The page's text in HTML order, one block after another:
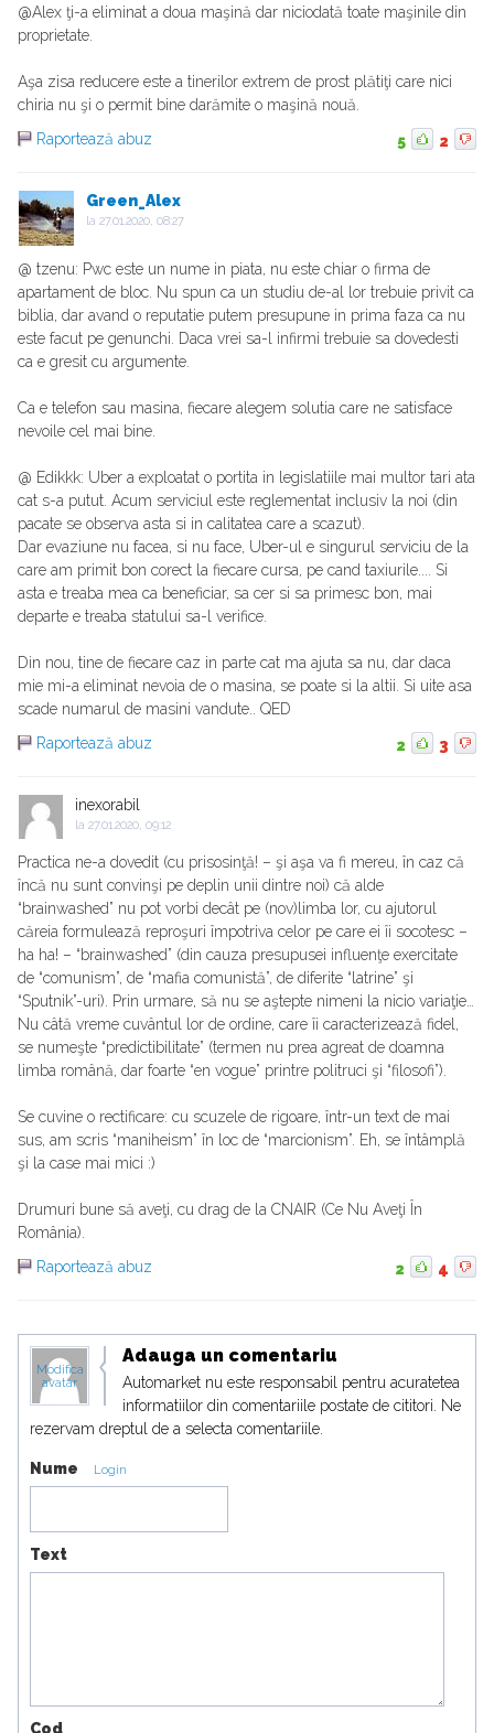
@Alex ţi-a eliminat a doua maşină dar niciodată toate maşinile din
proprietate.
Aşa zisa reducere este a tinerilor extrem de prost plătiţi care nici
chiria nu şi o permit bine darămite o maşină nouă.
Raportează abuz
5 2
Green_Alex
la 27.01.2020, 08:27
@ tzenu: Pwc este un nume in piata, nu este chiar o firma de
apartament de bloc. Nu spun ca un studiu de-al lor trebuie privit ca
biblia, dar avand o reputatie putem presupune in prima faza ca nu
este facut pe genunchi. Daca vrei sa-l infirmi trebuie sa dovedesti
ca e gresit cu argumente.
Ca e telefon sau masina, fiecare alegem solutia care ne satisface
nevoile cel mai bine.
@ Edikkk: Uber a exploatat o portita in legislatiile mai multor tari ata
cat s-a putut. Acum serviciul este reglementat inclusiv la noi (din
pacate se observa asta si in calitatea care a scazut).
Dar evaziune nu facea, si nu face, Uber-ul e singurul serviciu de la
care am primit bon corect la fiecare cursa, pe cand taxiurile.... Si
asta e treaba mea ca beneficiar, sa cer si sa primesc bon, mai
departe e treaba statului sa-l verifice.
Din nou, tine de fiecare caz in parte cat ma ajuta sa nu, dar daca
mie mi-a eliminat nevoia de o masina, se poate si la altii. Si uite asa
scade numarul de masini vandute.. QED
Raportează abuz
2 3
inexorabil
la 27.01.2020, 09:12
Practica ne-a dovedit (cu prisosinţă! – şi aşa va fi mereu, în caz că
încă nu sunt convinşi pe deplin unii dintre noi) că alde
“brainwashed” nu pot vorbi decât pe (nov)limba lor, cu ajutorul
căreia formulează reproşuri împotriva celor pe care ei îi socotesc –
ha ha! – “brainwashed” (din cauza presupusei influenţe exercitate
de “comunism”, de “mafia comunistă”, de diferite “latrine” şi
“Sputnik”-uri). Prin urmare, să nu se aştepte nimeni la nicio variaţie…
Nu câtă vreme cuvântul lor de ordine, care îi caracterizează fidel,
se numeşte “predictibilitate” (termen nu prea agreat de doamna
limba română, dar foarte “en vogue” printre politruci şi “filosofi”).
Se cuvine o rectificare: cu scuzele de rigoare, într-un text de mai
sus, am scris “maniheism” în loc de “marcionism”. Eh, se întâmplă
şi la case mai mici :)
Drumuri bune să aveţi, cu drag de la CNAIR (Ce Nu Aveţi În
România).
Raportează abuz
2 4
Modifica
avatar
Adauga un comentariu
Automarket nu este responsabil pentru acuratetea
informatiilor din comentariile postate de cititori. Ne
rezervam dreptul de a selecta comentariile.
Nume Login
Text
Cod